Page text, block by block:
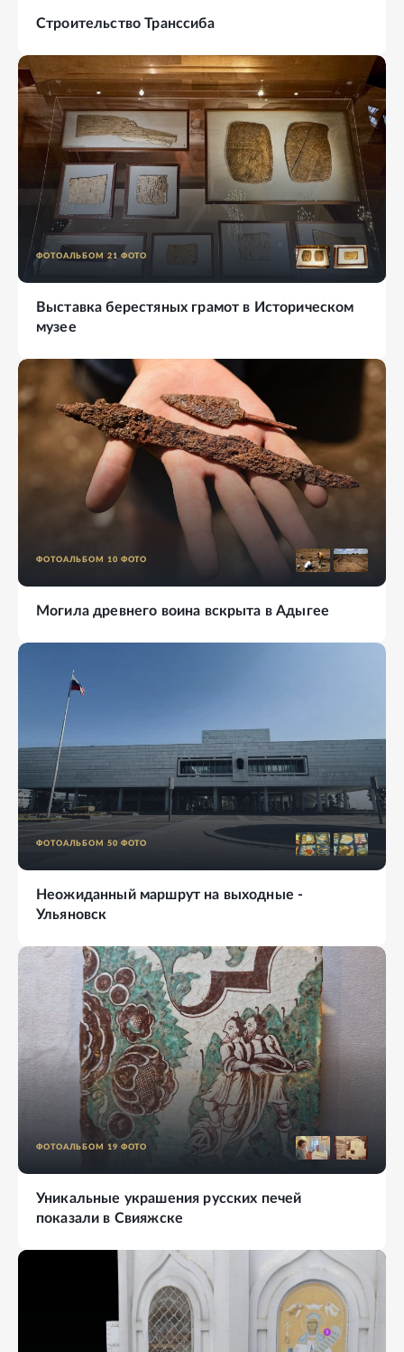
Строительство Транссиба
ФОТОАЛЬБОМ 21 ФОТО
Выставка берестяных грамот в Историческом
музее
ФОТОАЛЬБОМ 10 ФОТО
Могила древнего воина вскрыта в Адыгее
ФОТОАЛЬБОМ 50 ФОТО
Неожиданный маршрут на выходные -
Ульяновск
ФОТОАЛЬБОМ 19 ФОТО
Уникальные украшения русских печей
показали в Свияжске